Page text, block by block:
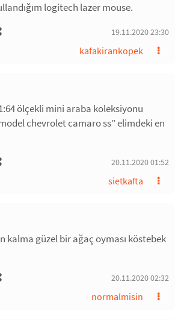
logitech lazer mouse.
19.11.2020 23:30
kafakirankopek
1:64 ölçekli mini araba koleksiyonu
chevrolet camaro ss” elimdeki en
20.11.2020 01:52
sietkafta
kalma güzel bir ağaç oyması köstebek
20.11.2020 02:32
normalmisin